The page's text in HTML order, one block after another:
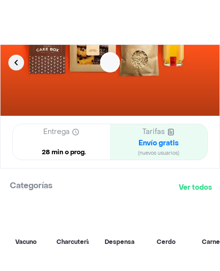
Entrega
28 min o prog.
Tarifas
Envío gratis
(nuevos usuarios)
Categorías Ver todos
Vacuno Charcuteria Despensa Cerdo